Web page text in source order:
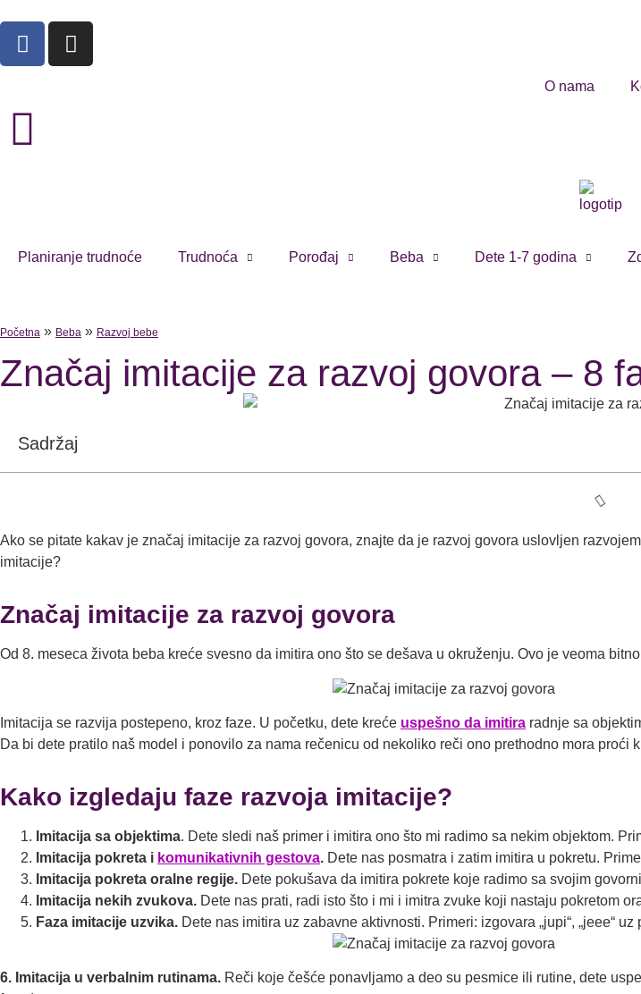
O nama
Planiranje trudnoće Trudnoća Porođaj Beba Dete 1-7 godina
Početna » Beba » Razvoj bebe
Značaj imitacije za razvoj govora – 8
Sadržaj
Ako se pitate kakav je značaj imitacije za razvoj govora, znajte da je razvoj govora uslovljen
imitacije?
Značaj imitacije za razvoj govora
Od 8. meseca života beba kreće svesno da imitira ono što se dešava u okruženju. Ovo je veoma
Imitacija se razvija postepeno, kroz faze. U početku, dete kreće uspešno da imitira radnje sa
Da bi dete pratilo naš model i ponovilo za nama rečenicu od nekoliko reči ono prethodno mora proći
Kako izgledaju faze razvoja imitacije?
Imitacija sa objektima. Dete sledi naš primer i imitira ono što mi radimo sa nekim objektom.
Imitacija pokreta i komunikativnih gestova. Dete nas posmatra i zatim imitira u pokretu.
Imitacija pokreta oralne regije. Dete pokušava da imitira pokrete koje radimo sa svojim
Imitacija nekih zvukova. Dete nas prati, radi isto što i mi i imitra zvuke koji nastaju pokretom
Faza imitacije uzvika. Dete nas imitira uz zabavne aktivnosti. Primeri: izgovara „jupi“, „jeee“
6. Imitacija u verbalnim rutinama. Reči koje češće ponavljamo a deo su pesmice ili rutine, dete